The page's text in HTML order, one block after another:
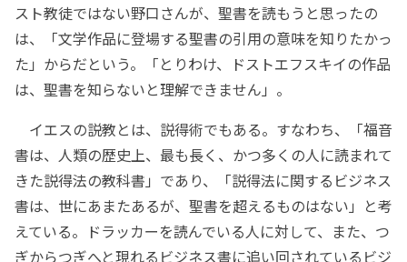
スト教徒ではない野口さんが、聖書を読もうと思ったの
は、「文学作品に登場する聖書の引用の意味を知りたかっ
た」からだという。「とりわけ、ドストエフスキイの作品
は、聖書を知らないと理解できません」。
イエスの説教とは、説得術でもある。すなわち、「福音
書は、人類の歴史上、最も長く、かつ多くの人に読まれて
きた説得法の教科書」であり、「説得法に関するビジネス
書は、世にあまたあるが、聖書を超えるものはない」と考
えている。ドラッカーを読んでいる人に対して、また、つ
ぎからつぎへと現れるビジネス書に追い回されているビジ